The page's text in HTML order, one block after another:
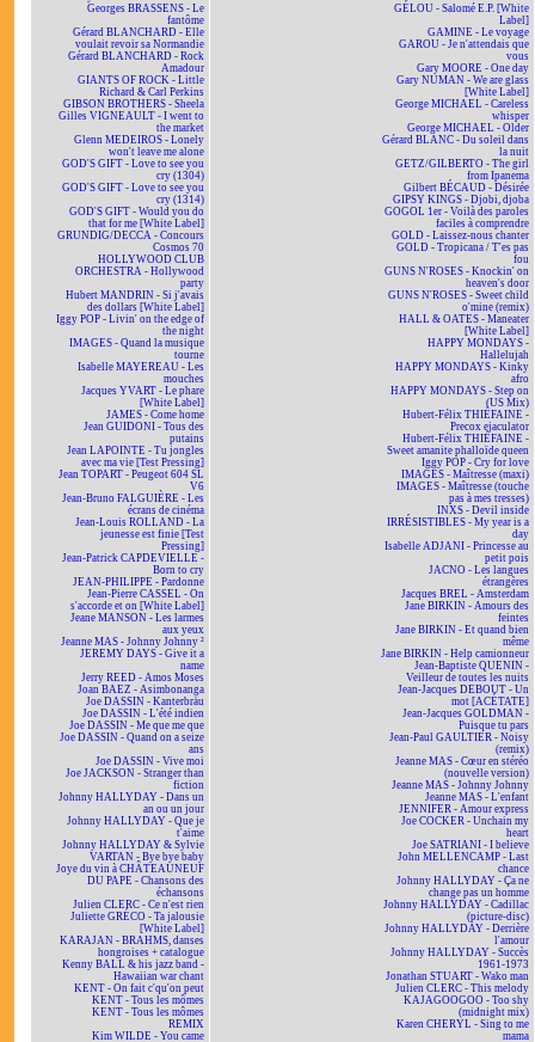
Georges BRASSENS - Le
fantôme
Gérard BLANCHARD - Elle
voulait revoir sa Normandie
Gérard BLANCHARD - Rock
Amadour
GIANTS OF ROCK - Little
Richard & Carl Perkins
GIBSON BROTHERS - Sheela
Gilles VIGNEAULT - I went to
the market
Glenn MEDEIROS - Lonely
won't leave me alone
GOD'S GIFT - Love to see you
cry (1304)
GOD'S GIFT - Love to see you
cry (1314)
GOD'S GIFT - Would you do
that for me [White Label]
GRUNDIG/DECCA - Concours
Cosmos 70
HOLLYWOOD CLUB
ORCHESTRA - Hollywood
party
Hubert MANDRIN - Si j'avais
des dollars [White Label]
Iggy POP - Livin' on the edge of
the night
IMAGES - Quand la musique
tourne
Isabelle MAYEREAU - Les
mouches
Jacques YVART - Le phare
[White Label]
JAMES - Come home
Jean GUIDONI - Tous des
putains
Jean LAPOINTE - Tu jongles
avec ma vie [Test Pressing]
Jean TOPART - Peugeot 604 SL
V6
Jean-Bruno FALGUIÈRE - Les
écrans de cinéma
Jean-Louis ROLLAND - La
jeunesse est finie [Test
Pressing]
Jean-Patrick CAPDEVIELLE -
Born to cry
JEAN-PHILIPPE - Pardonne
Jean-Pierre CASSEL - On
s'accorde et on [White Label]
Jeane MANSON - Les larmes
aux yeux
Jeanne MAS - Johnny Johnny ²
JEREMY DAYS - Give it a
name
Jerry REED - Amos Moses
Joan BAEZ - Asimbonanga
Joe DASSIN - Kanterbräu
Joe DASSIN - L'été indien
Joe DASSIN - Me que me que
Joe DASSIN - Quand on a seize
ans
Joe DASSIN - Vive moi
Joe JACKSON - Stranger than
fiction
Johnny HALLYDAY - Dans un
an ou un jour
Johnny HALLYDAY - Que je
t'aime
Johnny HALLYDAY & Sylvie
VARTAN - Bye bye baby
Joye du vin à CHÂTEAUNEUF
DU PAPE - Chansons des
échansons
Julien CLERC - Ce n'est rien
Juliette GRÉCO - Ta jalousie
[White Label]
KARAJAN - BRAHMS, danses
hongroises + catalogue
Kenny BALL & his jazz band -
Hawaiian war chant
KENT - On fait c'qu'on peut
KENT - Tous les mômes
KENT - Tous les mômes
REMIX
Kim WILDE - You came
GÉLOU - Salomé E.P. [White
Label]
GAMINE - Le voyage
GAROU - Je n'attendais que
vous
Gary MOORE - One day
Gary NUMAN - We are glass
[White Label]
George MICHAEL - Careless
whisper
George MICHAEL - Older
Gérard BLANC - Du soleil dans
la nuit
GETZ/GILBERTO - The girl
from Ipanema
Gilbert BÉCAUD - Désirée
GIPSY KINGS - Djobi, djoba
GOGOL 1er - Voilà des paroles
faciles à comprendre
GOLD - Laissez-nous chanter
GOLD - Tropicana / T'es pas
fou
GUNS N'ROSES - Knockin' on
heaven's door
GUNS N'ROSES - Sweet child
o'mine (remix)
HALL & OATES - Maneater
[White Label]
HAPPY MONDAYS -
Hallelujah
HAPPY MONDAYS - Kinky
afro
HAPPY MONDAYS - Step on
(US Mix)
Hubert-Félix THIÉFAINE -
Precox ejaculator
Hubert-Félix THIÉFAINE -
Sweet amanite phalloïde queen
Iggy POP - Cry for love
IMAGES - Maîtresse (maxi)
IMAGES - Maîtresse (touche
pas à mes tresses)
INXS - Devil inside
IRRÉSISTIBLES - My year is a
day
Isabelle ADJANI - Princesse au
petit pois
JACNO - Les langues
étrangères
Jacques BREL - Amsterdam
Jane BIRKIN - Amours des
feintes
Jane BIRKIN - Et quand bien
même
Jane BIRKIN - Help camionneur
Jean-Baptiste QUENIN -
Veilleur de toutes les nuits
Jean-Jacques DEBOUT - Un
mot [ACÉTATE]
Jean-Jacques GOLDMAN -
Puisque tu pars
Jean-Paul GAULTIER - Noisy
(remix)
Jeanne MAS - Cœur en stéréo
(nouvelle version)
Jeanne MAS - Johnny Johnny
Jeanne MAS - L'enfant
JENNIFER - Amour express
Joe COCKER - Unchain my
heart
Joe SATRIANI - I believe
John MELLENCAMP - Last
chance
Johnny HALLYDAY - Ça ne
change pas un homme
Johnny HALLYDAY - Cadillac
(picture-disc)
Johnny HALLYDAY - Derrière
l'amour
Johnny HALLYDAY - Succès
1961-1973
Jonathan STUART - Wako man
Julien CLERC - This melody
KAJAGOOGOO - Too shy
(midnight mix)
Karen CHERYL - Sing to me
mama